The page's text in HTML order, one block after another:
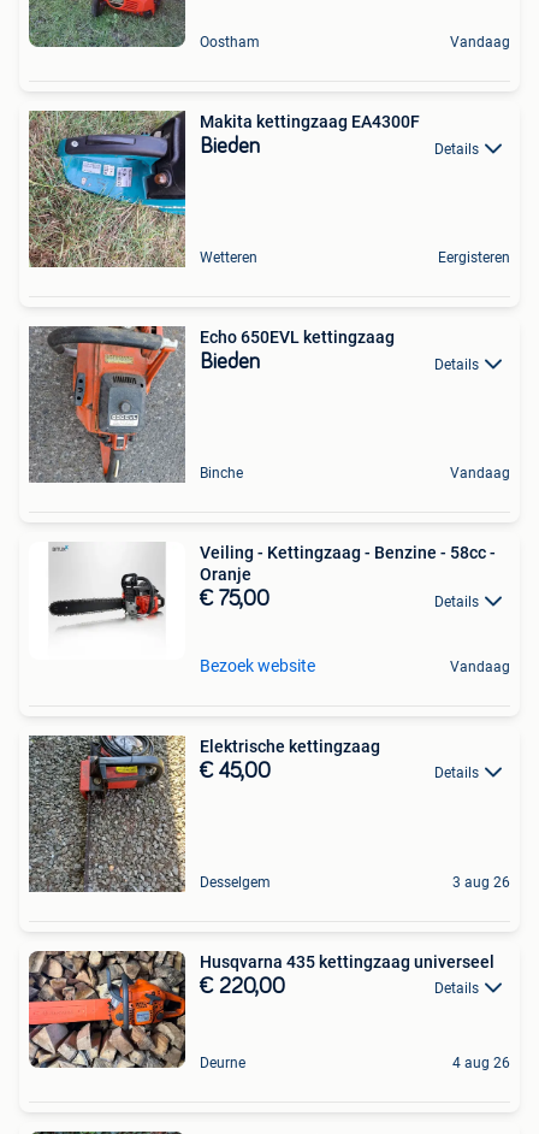
Oostham Vandaag
Makita kettingzaag EA4300F
Bieden Details
Wetteren Eergisteren
Echo 650EVL kettingzaag
Bieden Details
Binche Vandaag
Veiling - Kettingzaag - Benzine - 58cc -
Oranje
€ 75,00 Details
Bezoek website Vandaag
Elektrische kettingzaag
€ 45,00 Details
Desselgem 3 aug 26
Husqvarna 435 kettingzaag universeel
€ 220,00 Details
Deurne 4 aug 26